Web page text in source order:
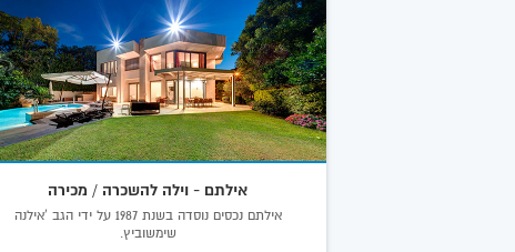
אילתם - וילה להשכרה / מכירה
אילתם נכסים נוסדה בשנת 1987 על ידי הגב 'אילנה
שימשוביץ.